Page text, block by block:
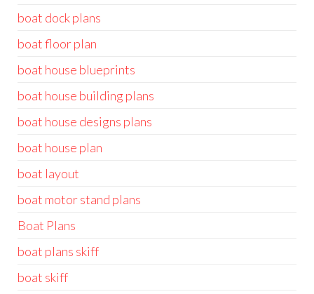
boat dock plans
boat floor plan
boat house blueprints
boat house building plans
boat house designs plans
boat house plan
boat layout
boat motor stand plans
Boat Plans
boat plans skiff
boat skiff